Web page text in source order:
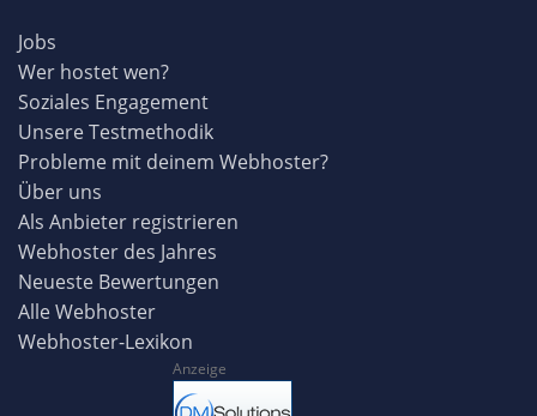
Jobs
Wer hostet wen?
Soziales Engagement
Unsere Testmethodik
Probleme mit deinem Webhoster?
Über uns
Als Anbieter registrieren
Webhoster des Jahres
Neueste Bewertungen
Alle Webhoster
Webhoster-Lexikon
Anzeige